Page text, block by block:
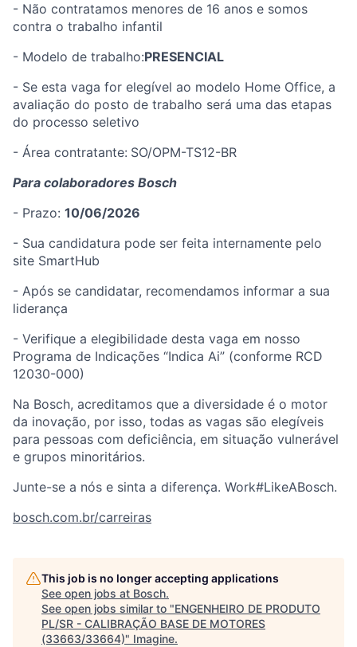
- Não contratamos menores de 16 anos e somos
contra o trabalho infantil
- Modelo de trabalho:PRESENCIAL
- Se esta vaga for elegível ao modelo Home Office, a
avaliação do posto de trabalho será uma das etapas
do processo seletivo
- Área contratante: SO/OPM-TS12-BR
Para colaboradores Bosch
- Prazo: 10/06/2026
- Sua candidatura pode ser feita internamente pelo
site SmartHub
- Após se candidatar, recomendamos informar a sua
liderança
- Verifique a elegibilidade desta vaga em nosso
Programa de Indicações “Indica Ai” (conforme RCD
12030-000)
Na Bosch, acreditamos que a diversidade é o motor
da inovação, por isso, todas as vagas são elegíveis
para pessoas com deficiência, em situação vulnerável
e grupos minoritários.
Junte-se a nós e sinta a diferença. Work#LikeABosch.
bosch.com.br/carreiras
This job is no longer accepting applications
See open jobs at Bosch.
See open jobs similar to "ENGENHEIRO DE PRODUTO
PL/SR - CALIBRAÇÃO BASE DE MOTORES
(33663/33664)" Imagine.